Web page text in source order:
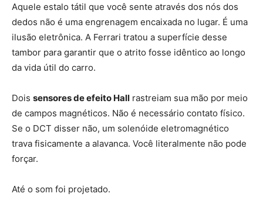
Aquele estalo tátil que você sente através dos nós dos
dedos não é uma engrenagem encaixada no lugar. É uma
ilusão eletrônica. A Ferrari tratou a superfície desse
tambor para garantir que o atrito fosse idêntico ao longo
da vida útil do carro.
Dois sensores de efeito Hall rastreiam sua mão por meio
de campos magnéticos. Não é necessário contato físico.
Se o DCT disser não, um solenóide eletromagnético
trava fisicamente a alavanca. Você literalmente não pode
forçar.
Até o som foi projetado.